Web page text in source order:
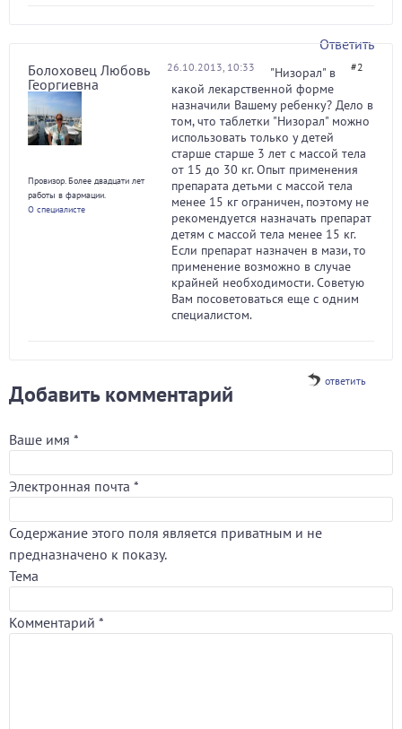
Ответить
Болоховец Любовь
Георгиевна
Провизор. Более двадцати лет
работы в фармации.
О специалисте
26.10.2013, 10:33 #2
"Низорал" в
какой лекарственной форме
назначили Вашему ребенку? Дело в
том, что таблетки "Низорал" можно
использовать только у детей
старше старше 3 лет с массой тела
от 15 до 30 кг. Опыт применения
препарата детьми с массой тела
менее 15 кг ограничен, поэтому не
рекомендуется назначать препарат
детям с массой тела менее 15 кг.
Если препарат назначен в мази, то
применение возможно в случае
крайней необходимости. Советую
Вам посоветоваться еще с одним
специалистом.
ответить
Добавить комментарий
Ваше имя *
Электронная почта *
Содержание этого поля является приватным и не
предназначено к показу.
Тема
Комментарий *